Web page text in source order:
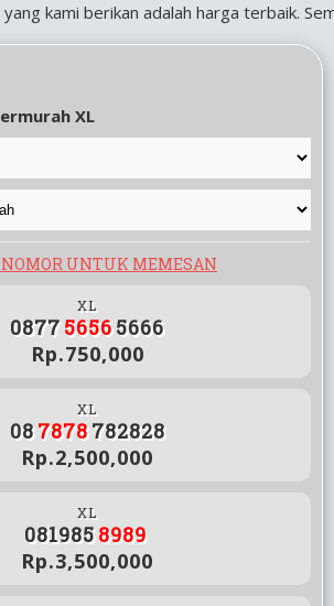
kami berikan adalah harga terbaik.
XL
UNTUK MEMESAN
XL
087756565666
Rp.750,000
XL
087878782828
Rp.2,500,000
XL
0819858989
Rp.3,500,000